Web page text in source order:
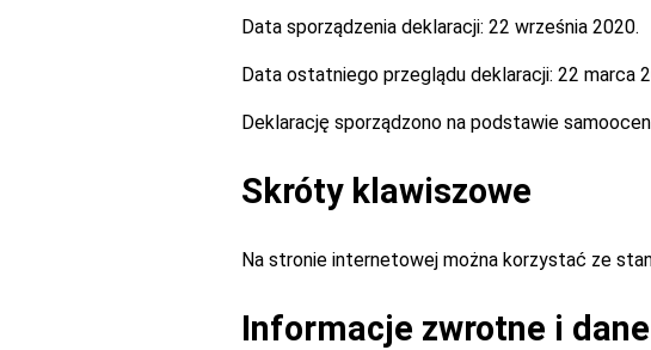
Data sporządzenia deklaracji: 22 września 2020.
Data ostatniego przeglądu deklaracji: 22 marca
Deklarację sporządzono na podstawie
Skróty klawiszowe
Na stronie internetowej można korzystać ze
Informacje zwrotne i